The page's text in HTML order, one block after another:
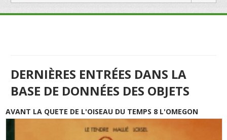
DERNIÈRES ENTRÉES DANS LA
BASE DE DONNÉES DES OBJETS
AVANT LA QUETE DE L'OISEAU DU TEMPS 8 L'OMEGON